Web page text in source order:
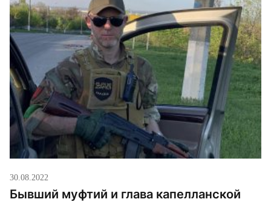
30.08.2022
Бывший муфтий и глава капелланской